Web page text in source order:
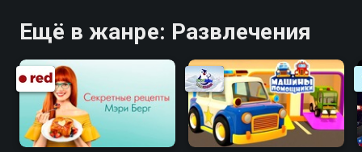
Ещё в жанре: Развлечения